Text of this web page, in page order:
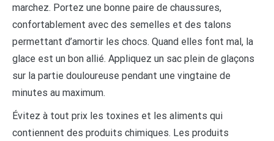
marchez. Portez une bonne paire de chaussures,
confortablement avec des semelles et des talons
permettant d’amortir les chocs. Quand elles font mal, la
glace est un bon allié. Appliquez un sac plein de glaçons
sur la partie douloureuse pendant une vingtaine de
minutes au maximum.
Évitez à tout prix les toxines et les aliments qui
contiennent des produits chimiques. Les produits